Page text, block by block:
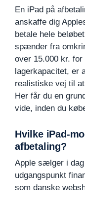
En iPad på
anskaffe dig
betale hele
spænder fra
over 15.000 kr.
lagerkapacitet, er
realistiske vej til
Her får du en
vide, inden du
Hvilke iPad-
afbetaling?
Apple sælger i
udgangspunkt
som danske